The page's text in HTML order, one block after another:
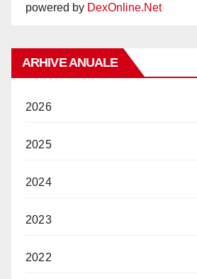
powered by DexOnline.Net
ARHIVE ANUALE
2026
2025
2024
2023
2022